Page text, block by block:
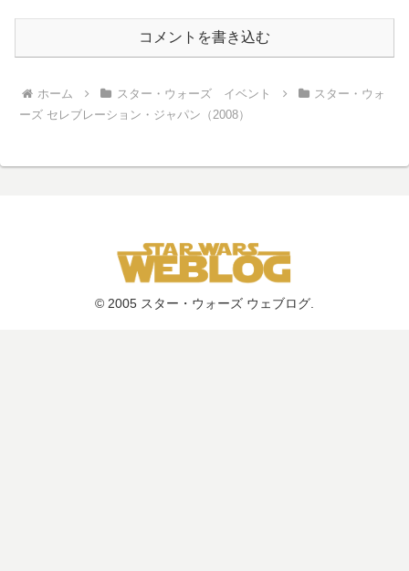
コメントを書き込む
ホーム スター・ウォーズ イベント
スター・ウォ
ーズ セレブレーション・ジャパン（2008）
© 2005 スター・ウォーズ ウェブログ.